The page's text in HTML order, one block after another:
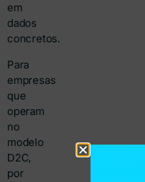
em
dados
concretos.
Para
empresas
que
operam
no
modelo
D2C,
por